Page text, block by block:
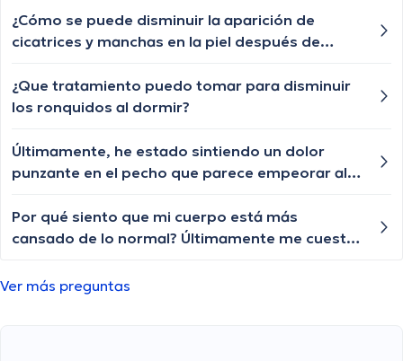
¿Cómo se puede disminuir la aparición de
cicatrices y manchas en la piel después de
¿Que tratamiento puedo tomar para disminuir
los ronquidos al dormir?
Últimamente, he estado sintiendo un dolor
punzante en el pecho que parece empeorar al
problema pulmonar?
Por qué siento que mi cuerpo está más
cansado de lo normal? Últimamente me cuesta
resultaban fáciles y me siento agotada todo el
Ver más preguntas